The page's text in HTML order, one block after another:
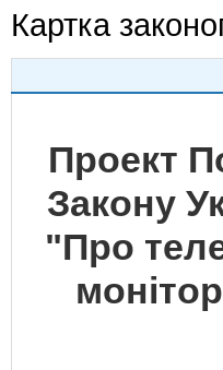
Картка
Проект
Закону
"Про